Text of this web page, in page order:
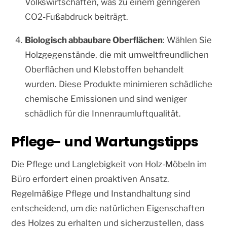
Volkswirtschaften, was zu einem geringeren
CO2-Fußabdruck beiträgt.
Biologisch abbaubare Oberflächen: Wählen Sie
Holzgegenstände, die mit umweltfreundlichen
Oberflächen und Klebstoffen behandelt
wurden. Diese Produkte minimieren schädliche
chemische Emissionen und sind weniger
schädlich für die Innenraumluftqualität.
Pflege- und Wartungstipps
Die Pflege und Langlebigkeit von Holz-Möbeln im
Büro erfordert einen proaktiven Ansatz.
Regelmäßige Pflege und Instandhaltung sind
entscheidend, um die natürlichen Eigenschaften
des Holzes zu erhalten und sicherzustellen, dass